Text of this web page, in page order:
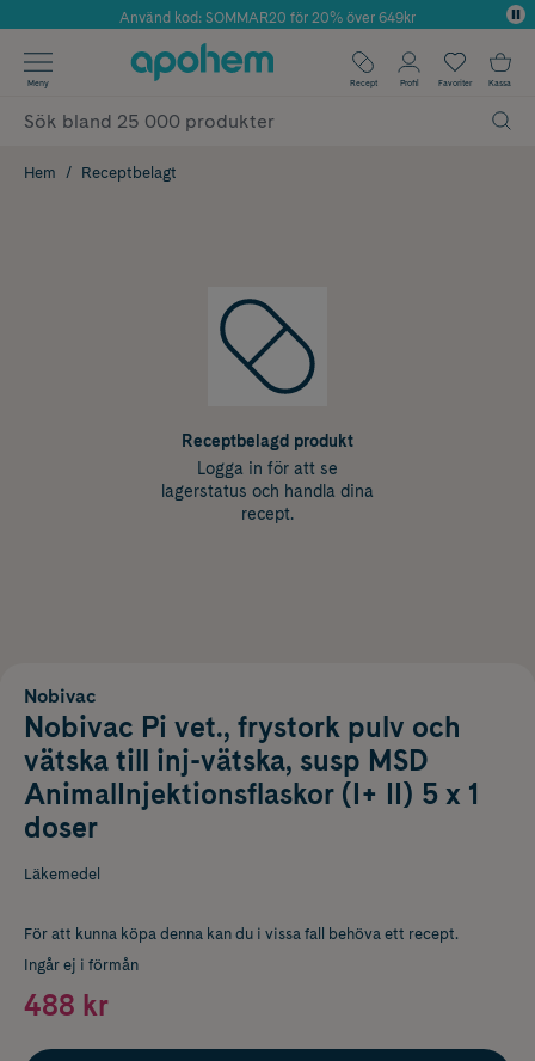
Årets Butik 2025 inom Skönhet
Använd kod: SOMMAR20 för 20% över 649kr
✓ Fri frakt
✓ Poäng på alla köp*
Meny Recept Profil Favoriter Kassa
Hem Receptbelagt
Receptbelagd produkt
Logga in för att se
lagerstatus och handla dina
recept.
Nobivac
Nobivac Pi vet., frystork pulv och
vätska till inj-vätska, susp MSD
AnimalInjektionsflaskor (I+ II) 5 x 1
doser
Läkemedel
För att kunna köpa denna kan du i vissa fall behöva ett recept.
Ingår ej i förmån
488 kr